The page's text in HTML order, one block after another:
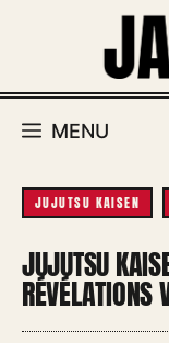
MENU
JUJUTSU KAISEN
JUJUTSU
RÉVÉLATIONS